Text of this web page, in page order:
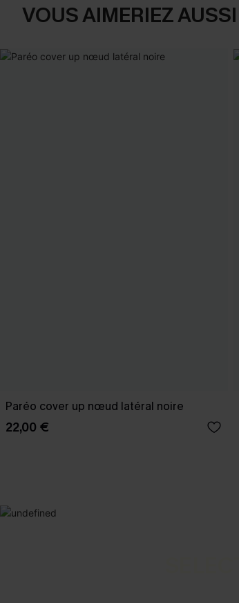
VOUS AIMERIEZ AUSSI
Paréo cover up nœud latéral noire
22,00 €